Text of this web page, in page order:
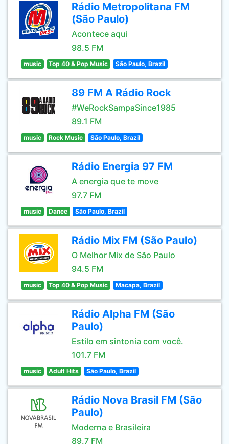
Rádio Metropolitana FM
(São Paulo)
Acontece aqui
98.5 FM
music Top 40 & Pop Music São Paulo, Brazil
89 FM A Rádio Rock
#WeRockSampaSince1985
89.1 FM
music Rock Music São Paulo, Brazil
Rádio Energia 97 FM
A energia que te move
97.7 FM
music Dance São Paulo, Brazil
Rádio Mix FM (São Paulo)
O Melhor Mix de São Paulo
94.5 FM
music Top 40 & Pop Music Macapa, Brazil
Rádio Alpha FM (São
Paulo)
Estilo em sintonia com você.
101.7 FM
music Adult Hits São Paulo, Brazil
Rádio Nova Brasil FM (São
Paulo)
Moderna e Brasileira
89.7 FM